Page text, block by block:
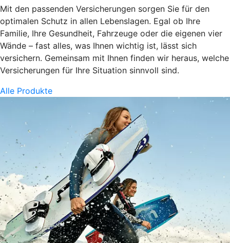
Mit den passenden Versicherungen sorgen Sie für den
optimalen Schutz in allen Lebenslagen. Egal ob Ihre
Familie, Ihre Gesundheit, Fahrzeuge oder die eigenen vier
Wände – fast alles, was Ihnen wichtig ist, lässt sich
versichern. Gemeinsam mit Ihnen finden wir heraus, welche
Versicherungen für Ihre Situation sinnvoll sind.
Alle Produkte